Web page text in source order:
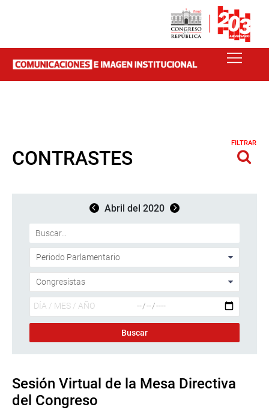
CONTRASTES
FILTRAR
Abril del 2020
Sesión Virtual de la Mesa Directiva
del Congreso